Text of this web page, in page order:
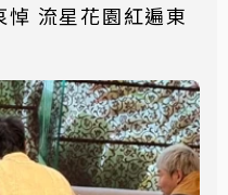
悼 流星花園紅遍東